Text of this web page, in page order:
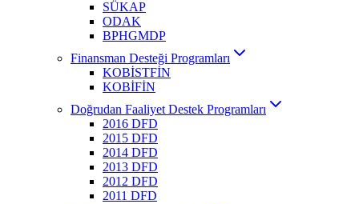
SÜKAP
ODAK
BPHGMDP
Finansman Desteği Programları
KOBİSTFİN
KOBİFİN
Doğrudan Faaliyet Destek Programları
2016 DFD
2015 DFD
2014 DFD
2013 DFD
2012 DFD
2011 DFD